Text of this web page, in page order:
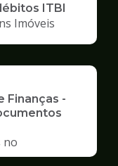
ITBI
Imóveis
Finanças -
no